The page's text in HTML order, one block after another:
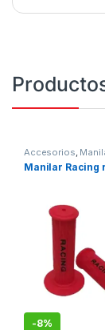
Accesorios,
Manilar Racing
-8%